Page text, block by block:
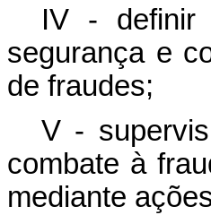
IV - definir
segurança e
de fraudes;
V -
combate à
mediante